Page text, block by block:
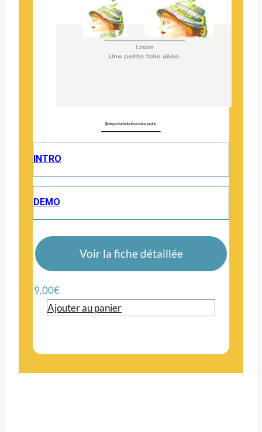
Quelques fanfreluches couleur prairie.
INTRO
DEMO
Voir la fiche détaillée
9,00€
Ajouter au panier